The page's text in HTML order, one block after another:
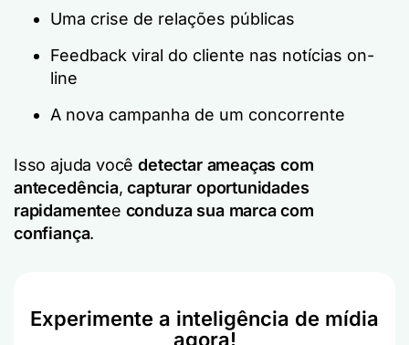
Uma crise de relações públicas
Feedback viral do cliente nas notícias on-
line
A nova campanha de um concorrente
Isso ajuda vocêdetectar ameaças com
antecedência,capturar oportunidades
rapidamentee conduza sua marca com
confiança.
Experimente a inteligência de mídia
agora!